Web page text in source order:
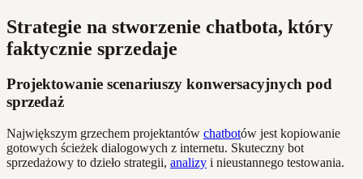
Strategie na stworzenie chatbota, który
faktycznie sprzedaje
Projektowanie scenariuszy konwersacyjnych pod
sprzedaż
Największym grzechem projektantów chatbotów jest kopiowanie
gotowych ścieżek dialogowych z internetu. Skuteczny bot
sprzedażowy to dzieło strategii, analizy i nieustannego testowania.